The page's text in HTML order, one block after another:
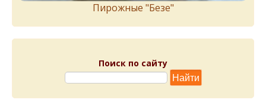
Пирожныe "Бeзe"
Поиск по сайту